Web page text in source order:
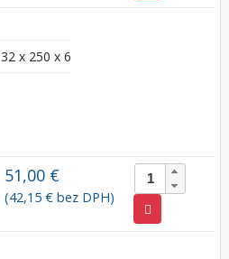
32 x 250 x 6
51,00 €
(42,15 € bez DPH)